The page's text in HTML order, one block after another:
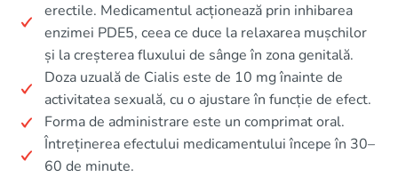
erectile. Medicamentul acționează prin inhibarea
enzimei PDE5, ceea ce duce la relaxarea mușchilor
și la creșterea fluxului de sânge în zona genitală.
Doza uzuală de Cialis este de 10 mg înainte de
activitatea sexuală, cu o ajustare în funcție de efect.
Forma de administrare este un comprimat oral.
Întreținerea efectului medicamentului începe în 30–
60 de minute.